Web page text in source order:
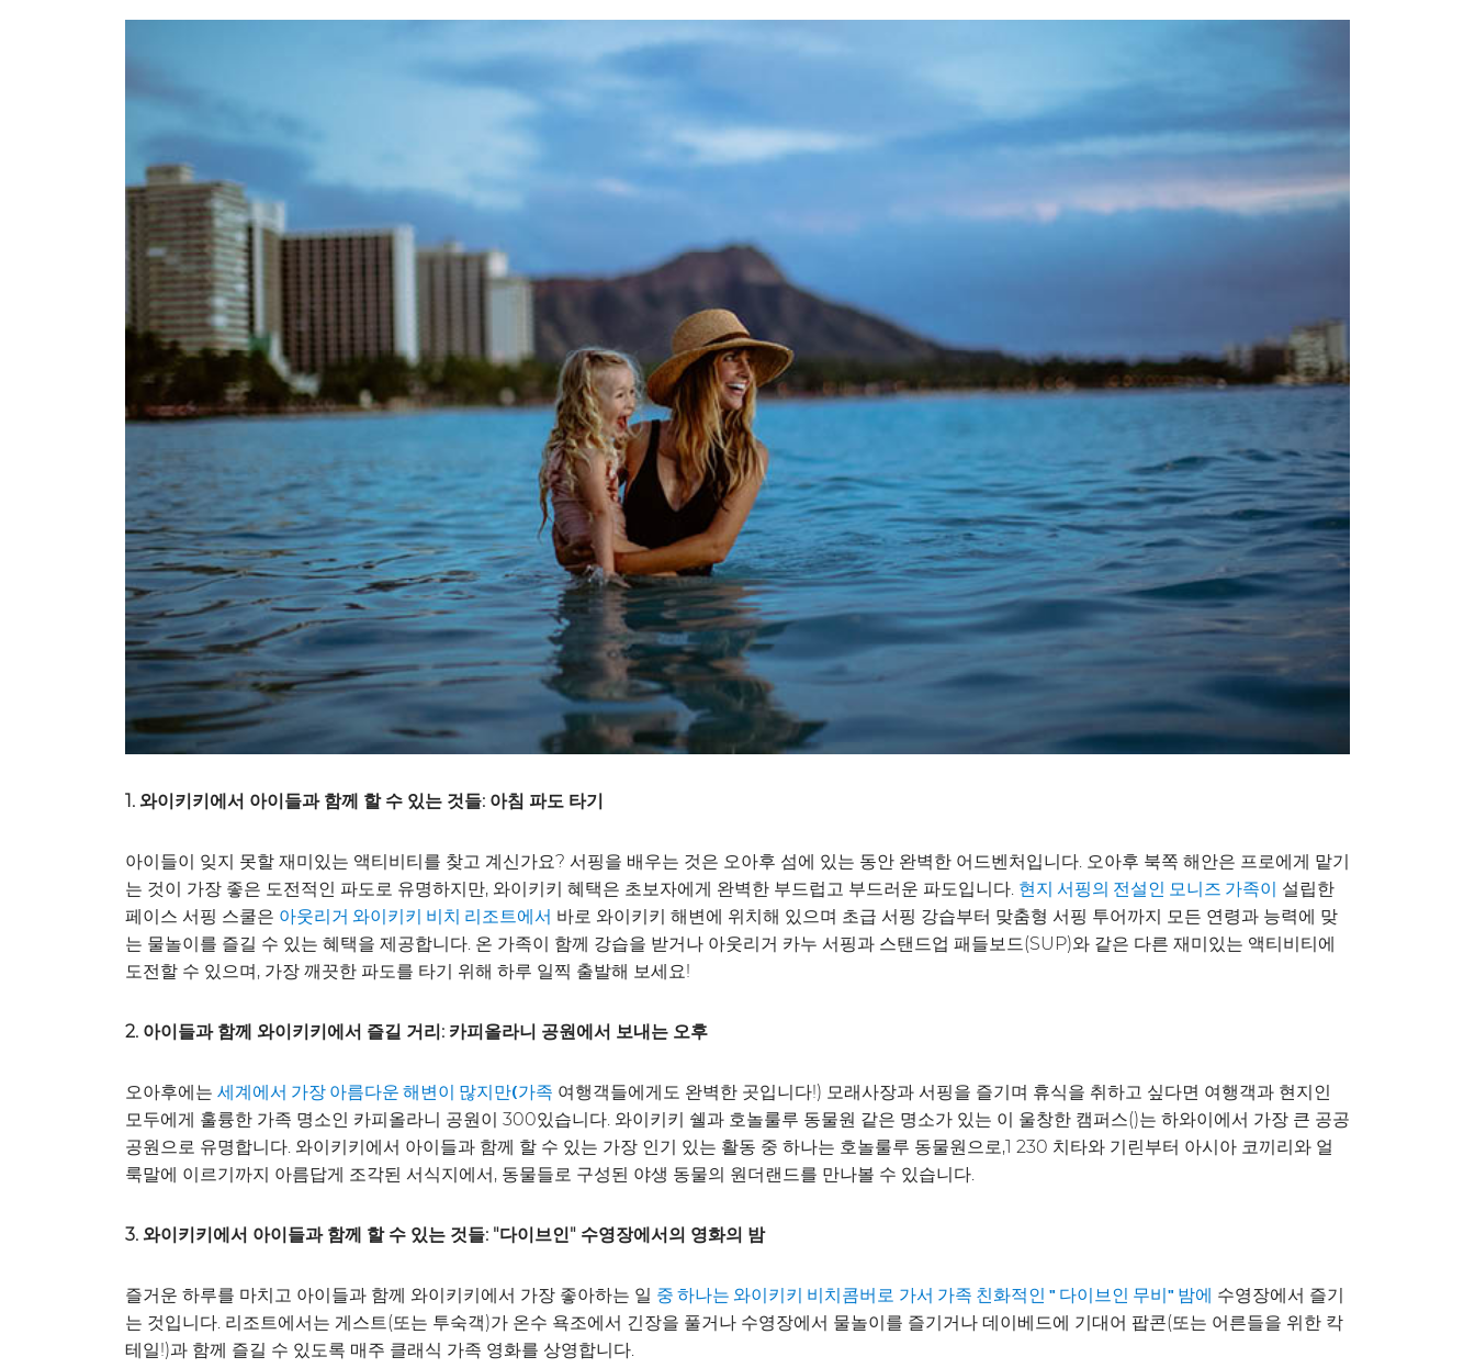
1. 와이키키에서 아이들과 함께 할 수 있는 것들: 아침 파도 타기
아이들이 잊지 못할 재미있는 액티비티를 찾고 계신가요? 서핑을 배우는 것은 오아후 섬에 있는 동안 완벽한 어드벤처입니다. 오아후 북쪽 해안은 프로에게 맡기
는 것이 가장 좋은 도전적인 파도로 유명하지만, 와이키키 혜택은 초보자에게 완벽한 부드럽고 부드러운 파도입니다. 현지 서핑의 전설인 모니즈 가족이
설립한
페이스 서핑 스쿨은 아웃리거 와이키키 비치 리조트에서 바로 와이키키 해변에 위치해 있으며 초급 서핑 강습부터 맞춤형 서핑 투어까지 모든 연령과 능력에 맞
는 물놀이를 즐길 수 있는 혜택을 제공합니다. 온 가족이 함께 강습을 받거나 아웃리거 카누 서핑과 스탠드업 패들보드(SUP)와 같은 다른 재미있는 액티비티에
도전할 수 있으며, 가장 깨끗한 파도를 타기 위해 하루 일찍 출발해 보세요!
2. 아이들과 함께 와이키키에서 즐길 거리: 카피올라니 공원에서 보내는 오후
오아후에는 세계에서 가장 아름다운 해변이 많지만(가족 여행객들에게도 완벽한 곳입니다!) 모래사장과 서핑을 즐기며 휴식을 취하고 싶다면 여행객과 현지인
모두에게 훌륭한 가족 명소인 카피올라니 공원이 300있습니다. 와이키키 쉘과 호놀룰루 동물원 같은 명소가 있는 이 울창한 캠퍼스()는 하와이에서 가장 큰 공공
공원으로 유명합니다. 와이키키에서 아이들과 함께 할 수 있는 가장 인기 있는 활동 중 하나는 호놀룰루 동물원으로,1 230 치타와 기린부터 아시아 코끼리와 얼
룩말에 이르기까지 아름답게 조각된 서식지에서, 동물들로 구성된 야생 동물의 원더랜드를 만나볼 수 있습니다.
3. 와이키키에서 아이들과 함께 할 수 있는 것들: "다이브인" 수영장에서의 영화의 밤
즐거운 하루를 마치고 아이들과 함께 와이키키에서 가장 좋아하는 일 중 하나는 와이키키 비치콤버로 가서 가족 친화적인 " 다이브인 무비" 밤에
수영장에서 즐기
는 것입니다. 리조트에서는 게스트(또는 투숙객)가 온수 욕조에서 긴장을 풀거나 수영장에서 물놀이를 즐기거나 데이베드에 기대어 팝콘(또는 어른들을 위한 칵
테일!)과 함께 즐길 수 있도록 매주 클래식 가족 영화를 상영합니다.